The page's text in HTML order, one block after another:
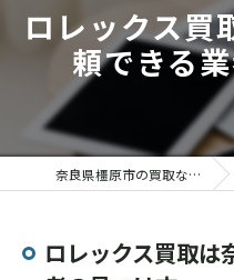
ロレックス買
頼できる
奈良県橿原市の買取なら買取大吉 大和八木店
ロレックス買取は